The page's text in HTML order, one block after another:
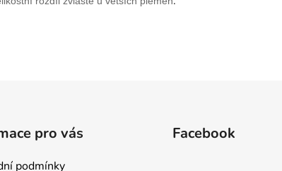
pro vás
podmínky
Facebook